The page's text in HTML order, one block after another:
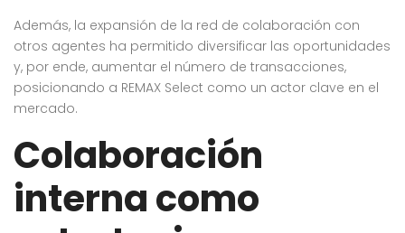
Además, la expansión de la red de colaboración con
otros agentes ha permitido diversificar las oportunidades
y, por ende, aumentar el número de transacciones,
posicionando a REMAX Select como un actor clave en el
mercado.
Colaboración
interna como